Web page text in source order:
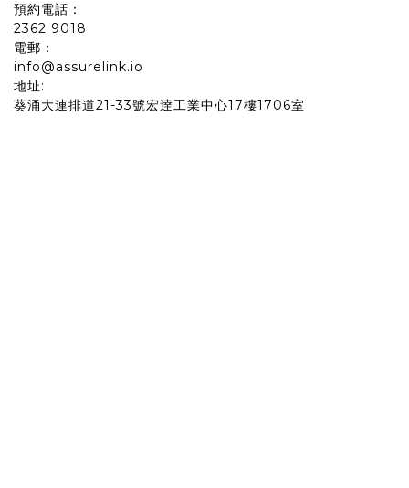
預約電話：
2362 9018
電郵：
info@assurelink.io
地址:
葵涌大連排道21-33號宏逹工業中心17樓1706室